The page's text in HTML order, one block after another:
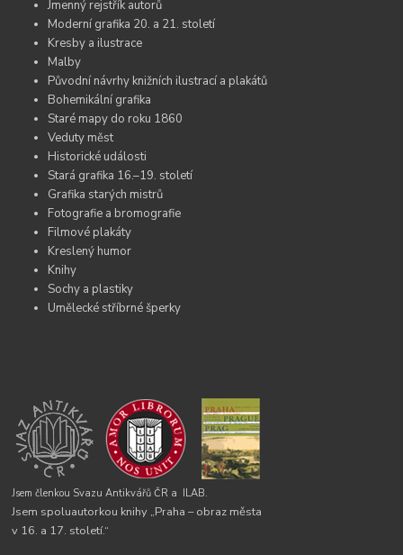
Jmenný rejstřík autorů
Moderní grafika 20. a 21. století
Kresby a ilustrace
Malby
Původní návrhy knižních ilustrací a plakátů
Bohemikální grafika
Staré mapy do roku 1860
Veduty měst
Historické události
Stará grafika 16.–19. století
Grafika starých mistrů
Fotografie a bromografie
Filmové plakáty
Kreslený humor
Knihy
Sochy a plastiky
Umělecké stříbrné šperky
Jsem členkou Svazu Antikvářů ČR a ILAB.
Jsem spoluautorkou knihy „Praha – obraz města
v 16. a 17. století.“